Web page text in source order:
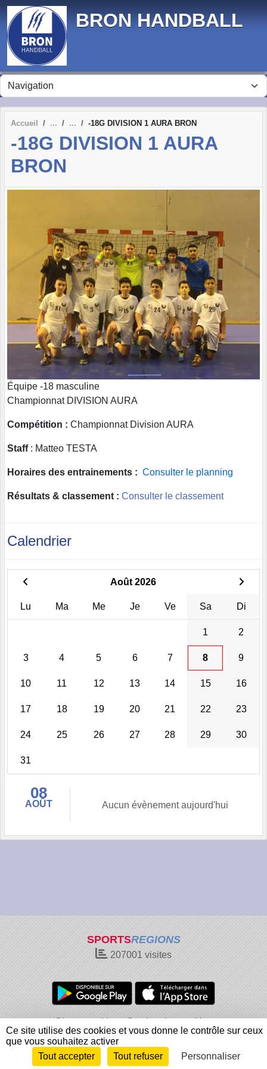
BRON HANDBALL
Accueil -18G DIVISION 1 AURA BRON
-18G DIVISION 1 AURA
BRON
Équipe -18 masculine
Championnat DIVISION AURA
Compétition : Championnat Division AURA
Staff: Matteo TESTA
Horaires des entrainements : Consulter le planning
Résultats & classement : Consulter le classement
Calendrier
Août 2026
Lu Ma Me Je Ve Sa Di
1 2
3 4 5 6 7 8 9
10 11 12 13 14 15 16
17 18 19 20 21 22 23
24 25 26 27 28 29 30
31
08
AOÛT Aucun évènement aujourd'hui
SPORTSREGIONS
207001 visites
Charte cookies
Gestion des cookies
Informations légales
Signaler un contenu inapproprié
Envie de participer ? Connexion
Panneau de gestion des cookies
Ce site utilise des cookies et vous donne le contrôle sur ceux
que vous souhaitez activer
Tout accepter
Tout refuser Personnaliser